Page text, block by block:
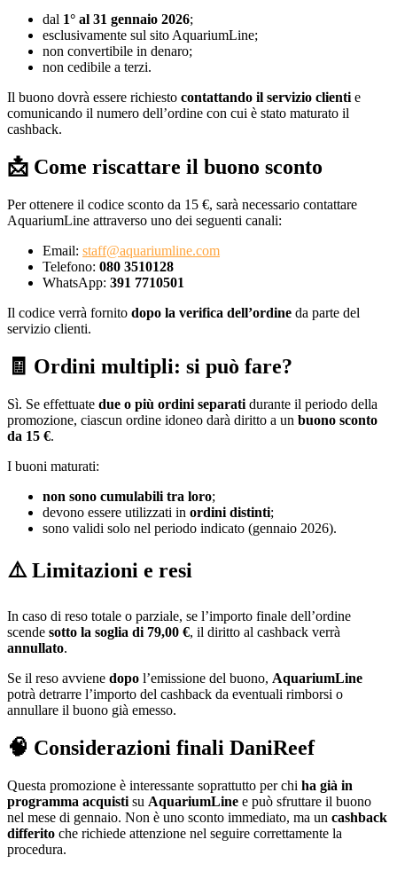
dal 1° al 31 gennaio 2026;
esclusivamente sul sito AquariumLine;
non convertibile in denaro;
non cedibile a terzi.
Il buono dovrà essere richiesto contattando il servizio clientie
comunicando il numero dell’ordine con cui è stato maturato il
cashback.
📩 Come riscattare il buono sconto
Per ottenere il codice sconto da 15 €, sarà necessario contattare
AquariumLine attraverso uno dei seguenti canali:
Email: staff@aquariumline.com
Telefono: 080 3510128
WhatsApp: 391 7710501
Il codice verrà fornito dopo la verifica dell’ordine da parte del
servizio clienti.
🧾 Ordini multipli: si può fare?
Sì. Se effettuate due o più ordini separati durante il periodo della
promozione, ciascun ordine idoneo darà diritto a un buono sconto
da 15 €.
I buoni maturati:
non sono cumulabili tra loro;
devono essere utilizzati in ordini distinti;
sono validi solo nel periodo indicato (gennaio 2026).
⚠️ Limitazioni e resi
In caso di reso totale o parziale, se l’importo finale dell’ordine
scende sotto la soglia di 79,00 €, il diritto al cashback verrà
annullato.
Se il reso avviene dopo l’emissione del buono, AquariumLine
potrà detrarre l’importo del cashback da eventuali rimborsi o
annullare il buono già emesso.
🧠 Considerazioni finali DaniReef
Questa promozione è interessante soprattutto per chi ha già in
programma acquisti su AquariumLine e può sfruttare il buono
nel mese di gennaio. Non è uno sconto immediato, ma un cashback
differito che richiede attenzione nel seguire correttamente la
procedura.